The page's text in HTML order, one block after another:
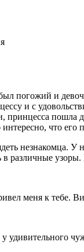
погожий и
и с
принцесса
что
различные
меня к тебе.
удивительного